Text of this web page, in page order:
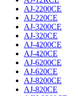
AJ-2200CE
AJ-220CE
AJ-3200CE
AJ-320CE
AJ-4200CE
AJ-420CE
AJ-6200CE
AJ-620CE
AJ-8200CE
AJ-820CE